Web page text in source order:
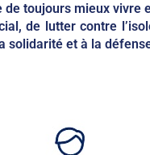
de toujours mieux vivre
de lutter contre
solidarité et à la